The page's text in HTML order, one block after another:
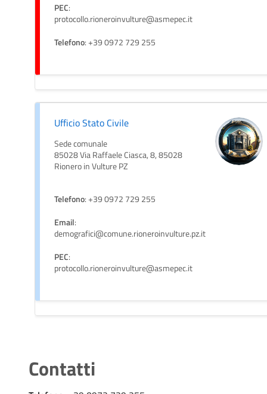
PEC:
protocollo.rioneroinvulture@asmepec.it
Telefono: +39 0972 729 255
Ufficio Stato Civile
Sede comunale
85028 Via Raffaele Ciasca, 8, 85028
Rionero in Vulture PZ
Telefono: +39 0972 729 255
Email:
demografici@comune.rioneroinvulture.pz.it
PEC:
protocollo.rioneroinvulture@asmepec.it
Contatti